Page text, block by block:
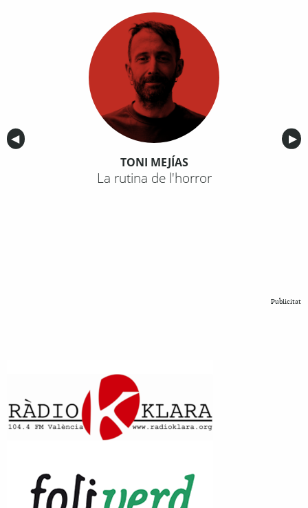
Anterior
◀︎ ▶︎
TONI MEJÍAS
La rutina de l'horror
Publicitat